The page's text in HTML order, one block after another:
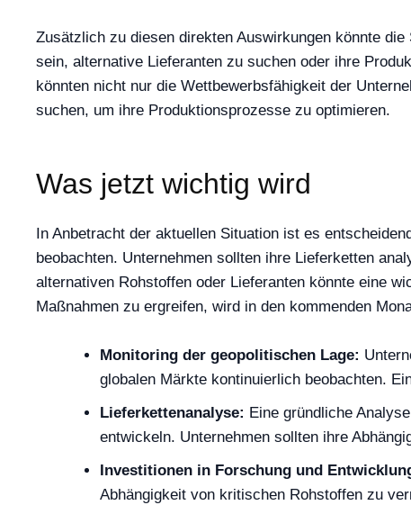
Zusätzlich zu diesen direkten Auswirkungen könnte
sein, alternative Lieferanten zu suchen oder ihre
könnten nicht nur die Wettbewerbsfähigkeit der
suchen, um ihre Produktionsprozesse zu optimieren.
Was jetzt wichtig wird
In Anbetracht der aktuellen Situation ist es
beobachten. Unternehmen sollten ihre Lieferketten
alternativen Rohstoffen oder Lieferanten könnte eine
Maßnahmen zu ergreifen, wird in den kommenden
Monitoring der geopolitischen Lage:
globalen Märkte kontinuierlich beobachten.
Lieferkettenanalyse: Eine gründliche
entwickeln. Unternehmen sollten ihre
Investitionen in Forschung und
Abhängigkeit von kritischen Rohstoffen zu